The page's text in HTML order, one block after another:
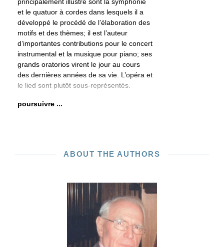
et le quatuor à cordes dans lesquels il a
développé le procédé de l’élaboration des
motifs et des thèmes; il est l’auteur
d’importantes contributions pour le concert
instrumental et la musique pour piano; ses
grands oratorios virent le jour au cours
des dernières années de sa vie. L’opéra et
le lied sont plutôt sous-représentés.
poursuivre ...
ABOUT THE AUTHORS